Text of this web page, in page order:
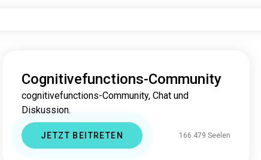
Cognitivefunctions-Community
cognitivefunctions-Community, Chat und
Diskussion.
JETZT BEITRETEN 166.479 Seelen